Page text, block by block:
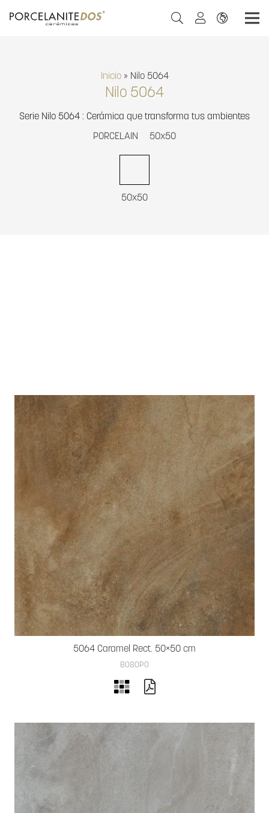
Inicio» Nilo 5064
Nilo 5064
Serie Nilo 5064 : Cerámica que transforma tus ambientes
PORCELAIN 50x50
50x50
5064 Caramel Rect. 50×50 cm
B080PO